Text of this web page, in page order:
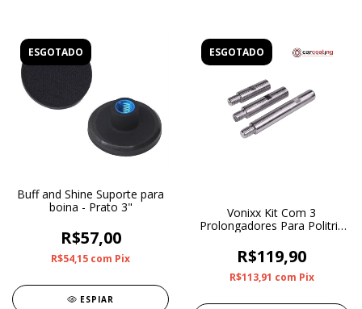
ESGOTADO
Buff and Shine Suporte para
boina - Prato 3"
R$57,00
R$54,15 com Pix
ESPIAR
ESGOTADO
Vonixx Kit Com 3
Prolongadores Para Politriz
R$119,90
R$113,91 com Pix